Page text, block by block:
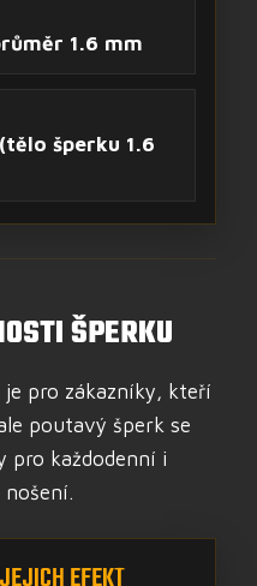
1.6 mm
šperku 1.6
ŠPERKU
pro zákazníky, kteří
poutavý šperk se
pro každodenní i